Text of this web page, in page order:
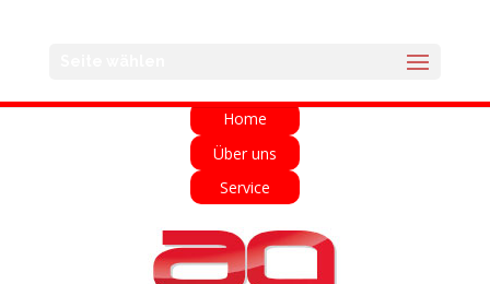
Home
Über uns
Service